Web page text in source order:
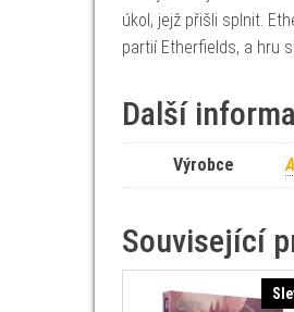
úkol, jejž přišli splnit.
partií Etherfields, a hru
Další
Výrobce
Související